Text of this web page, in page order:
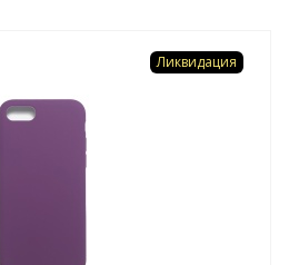
Ликвидация